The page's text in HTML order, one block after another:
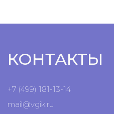
КОНТАКТЫ
+7 (499) 181-13-14
mail@vgik.ru